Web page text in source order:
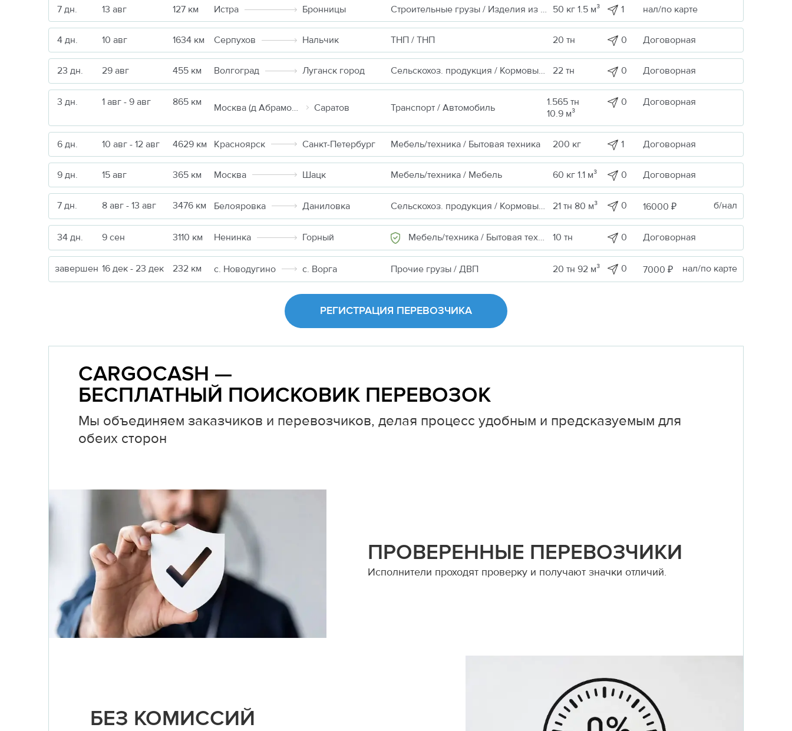
7 дн. 13 авг 127 км Истра Бронницы Строительные грузы / Изделия из металла 50 кг 1.5 м³ 1 нал/по карте
4 дн. 10 авг 1634 км Серпухов Нальчик ТНП / ТНП 20 тн 0 Договорная
23 дн. 29 авг 455 км Волгоград Луганск город Сельскохоз. продукция / Кормовые/пищевые добавки 22 тн 0 Договорная
3 дн. 1 авг - 9 авг 865 км Москва (д Абрамовка) Саратов Транспорт / Автомобиль
1.565 тн
10.9 м³
0 Договорная
6 дн. 10 авг - 12 авг 4629 км Красноярск Санкт-Петербург Мебель/техника / Бытовая техника 200 кг 1 Договорная
9 дн. 15 авг 365 км Москва Шацк Мебель/техника / Мебель 60 кг 1.1 м³ 0 Договорная
7 дн. 8 авг - 13 авг 3476 км Белояровка Даниловка Сельскохоз. продукция / Кормовые/пищевые добавки 21 тн 80 м³ 0 16000 ₽ б/нал
34 дн. 9 сен 3110 км Ненинка Горный Мебель/техника / Бытовая техника 10 тн 0 Договорная
завершен 16 дек - 23 дек 232 км с. Новодугино с. Ворга Прочие грузы / ДВП 20 тн 92 м³ 0 7000 ₽ нал/по карте
РЕГИСТРАЦИЯ ПЕРЕВОЗЧИКА
CARGOCASH —
БЕСПЛАТНЫЙ ПОИСКОВИК ПЕРЕВОЗОК
Мы объединяем заказчиков и перевозчиков, делая процесс удобным и предсказуемым для
обеих сторон
ПРОВЕРЕННЫЕ ПЕРЕВОЗЧИКИ
Исполнители проходят проверку и получают значки отличий.
БЕЗ КОМИССИЙ